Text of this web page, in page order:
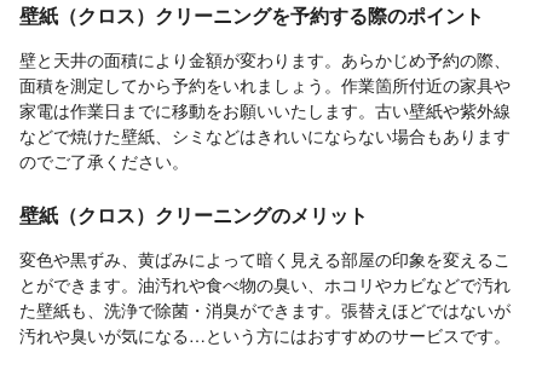
壁紙（クロス）クリーニングを予約する際のポイント
壁と天井の面積により金額が変わります。あらかじめ予約の際、
面積を測定してから予約をいれましょう。作業箇所付近の家具や
家電は作業日までに移動をお願いいたします。古い壁紙や紫外線
などで焼けた壁紙、シミなどはきれいにならない場合もあります
のでご了承ください。
壁紙（クロス）クリーニングのメリット
変色や黒ずみ、黄ばみによって暗く見える部屋の印象を変えるこ
とができます。油汚れや食べ物の臭い、ホコリやカビなどで汚れ
た壁紙も、洗浄で除菌・消臭ができます。張替えほどではないが
汚れや臭いが気になる…という方にはおすすめのサービスです。